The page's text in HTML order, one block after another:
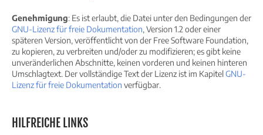
Genehmigung: Es ist erlaubt, die Datei unter den Bedingungen der
GNU-Lizenz für freie Dokumentation, Version 1.2 oder einer
späteren Version, veröffentlicht von der Free Software Foundation,
zu kopieren, zu verbreiten und/oder zu modifizieren; es gibt keine
unveränderlichen Abschnitte, keinen vorderen und keinen hinteren
Umschlagtext. Der vollständige Text der Lizenz ist im Kapitel GNU-
Lizenz für freie Dokumentation verfügbar.
HILFREICHE LINKS